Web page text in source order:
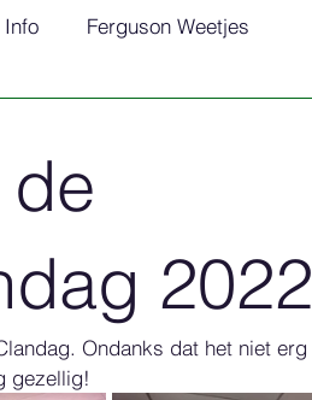
Info Ferguson Weetjes
2022
Ondanks dat het niet erg
gezellig!